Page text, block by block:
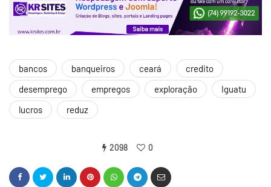
bancos banqueiros ceará
credito
desemprego
empregos exploração
Iguatu
lucros
reduz
2098 0